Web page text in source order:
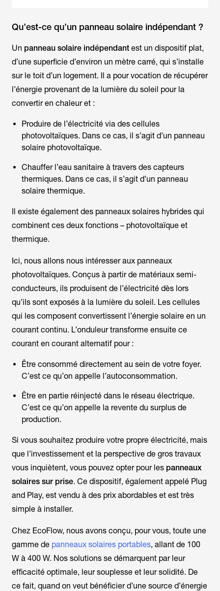
Qu’est-ce qu’un panneau solaire indépendant ?
Un panneau solaire indépendant est un dispositif plat,
d’une superficie d’environ un mètre carré, qui s’installe
sur le toit d’un logement. Il a pour vocation de récupérer
l’énergie provenant de la lumière du soleil pour la
convertir en chaleur et :
Produire de l’électricité via des cellules
photovoltaïques. Dans ce cas, il s’agit d’un panneau
solaire photovoltaïque.
Chauffer l’eau sanitaire à travers des capteurs
thermiques. Dans ce cas, il s’agit d’un panneau
solaire thermique.
Il existe également des panneaux solaires hybrides qui
combinent ces deux fonctions – photovoltaïque et
thermique.
Ici, nous allons nous intéresser aux panneaux
photovoltaïques. Conçus à partir de matériaux semi-
conducteurs, ils produisent de l’électricité dès lors
qu’ils sont exposés à la lumière du soleil. Les cellules
qui les composent convertissent l’énergie solaire en un
courant continu. L’onduleur transforme ensuite ce
courant en courant alternatif pour :
Être consommé directement au sein de votre foyer.
C’est ce qu’on appelle l’autoconsommation.
Être en partie réinjecté dans le réseau électrique.
C’est ce qu’on appelle la revente du surplus de
production.
Si vous souhaitez produire votre propre électricité, mais
que l’investissement et la perspective de gros travaux
vous inquiètent, vous pouvez opter pour les panneaux
solaires sur prise. Ce dispositif, également appelé Plug
and Play, est vendu à des prix abordables et est très
simple à installer.
Chez EcoFlow, nous avons conçu, pour vous, toute une
gamme de panneaux solaires portables, allant de 100
W à 400 W. Nos solutions se démarquent par leur
efficacité optimale, leur souplesse et leur solidité. De
ce fait, quand on veut bénéficier d’une source d’énergie